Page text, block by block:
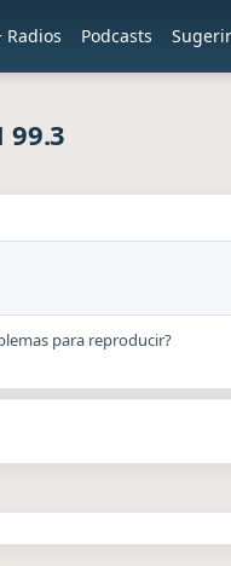
Radios Podcasts
99.3
para reproducir?